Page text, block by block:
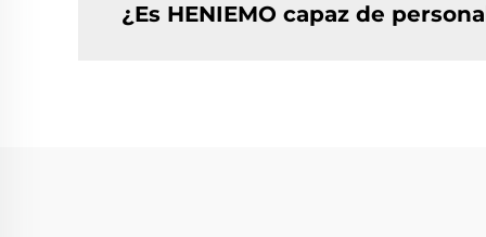
¿Es HENIEMO capaz de